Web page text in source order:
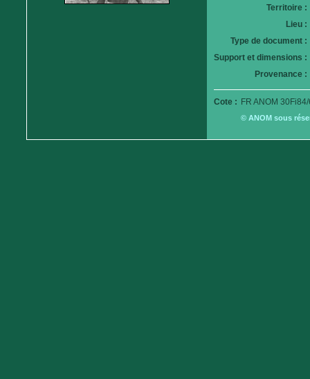
Territoire :
Lieu :
Type de document :
Support et dimensions :
Provenance :
Cote : FR ANOM
© ANOM sous